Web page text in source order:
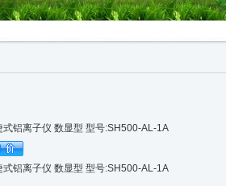
式铝离子仪 数显型 型号:SH500-AL-1A
式铝离子仪 数显型 型号:SH500-AL-1A